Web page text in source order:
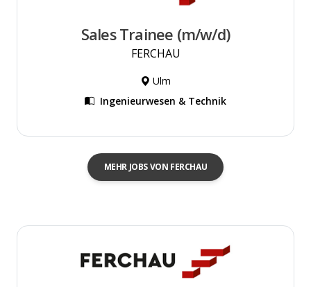
Sales Trainee (m/w/d)
FERCHAU
Ulm
Ingenieurwesen & Technik
MEHR JOBS VON FERCHAU